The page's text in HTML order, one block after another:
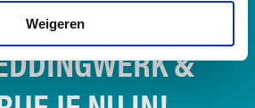
Weigeren
DE HOOGTE VAN
&